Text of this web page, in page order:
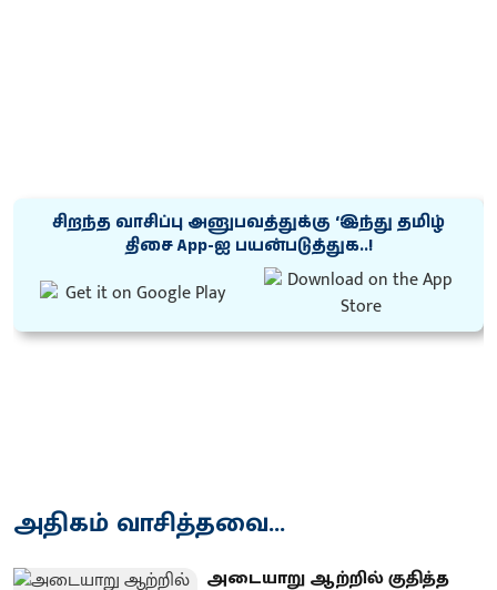
சிறந்த வாசிப்பு அனுபவத்துக்கு ‘இந்து தமிழ்
திசை App-ஐ பயன்படுத்துக..!
அதிகம் வாசித்தவை...
அடையாறு ஆற்றில் குதித்த